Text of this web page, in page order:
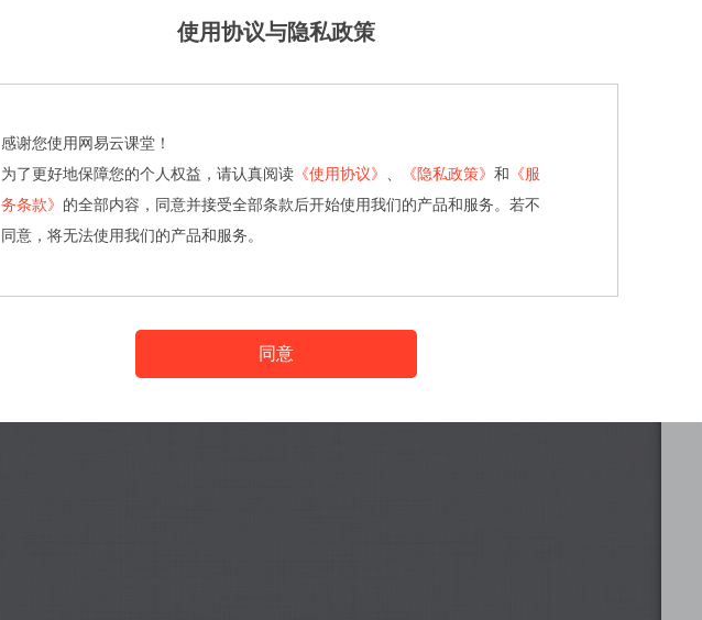
使用协议与隐私政策
感谢您使用网易云课堂！
为了更好地保障您的个人权益，请认真阅读 《使用协议》 《隐私政策》 和 《服
务条款》 的全部内容，同意并接受全部条款后开始使用我们的产品和服务。若不
同意，将无法使用我们的产品和服务。
同意